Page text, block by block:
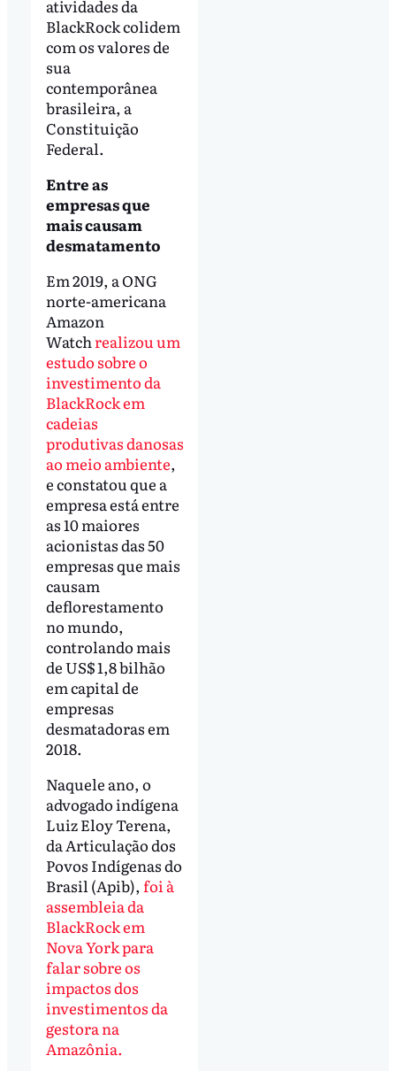
atividades da
BlackRock colidem
com os valores de
sua
contemporânea
brasileira, a
Constituição
Federal.
Entre as
empresas que
mais causam
desmatamento
Em 2019, a ONG
norte-americana
Amazon
Watchrealizou um
estudo sobre o
investimento da
BlackRock em
cadeias
produtivasdanosas
ao meio ambiente,
e constatou que a
empresa está entre
as 10 maiores
acionistas das 50
empresas que mais
causam
deflorestamento
no mundo,
controlando mais
de US$ 1,8 bilhão
em capital de
empresas
desmatadoras em
2018.
Naquele ano, o
advogado indígena
Luiz Eloy Terena,
da Articulação dos
Povos Indígenas do
Brasil (Apib), foi à
assembleia da
BlackRock em
Nova York para
falar sobre os
impactos dos
investimentos da
gestora na
Amazônia.